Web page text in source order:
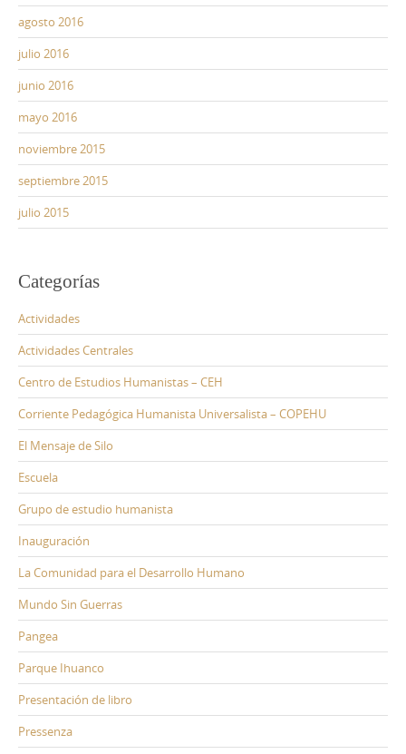
agosto 2016
julio 2016
junio 2016
mayo 2016
noviembre 2015
septiembre 2015
julio 2015
Categorías
Actividades
Actividades Centrales
Centro de Estudios Humanistas – CEH
Corriente Pedagógica Humanista Universalista – COPEHU
El Mensaje de Silo
Escuela
Grupo de estudio humanista
Inauguración
La Comunidad para el Desarrollo Humano
Mundo Sin Guerras
Pangea
Parque Ihuanco
Presentación de libro
Pressenza